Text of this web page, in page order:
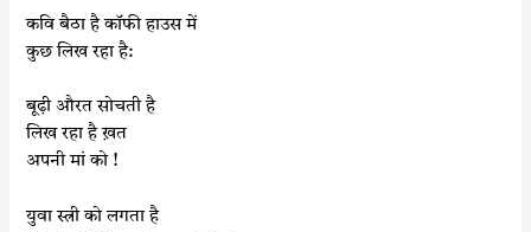
कवि बैठा है कॉफी हाउस में
कुछ लिख रहा है:
बूढ़ी औरत सोचती है
लिख रहा है ख़त
अपनी मां को !
युवा स्त्री को लगता है